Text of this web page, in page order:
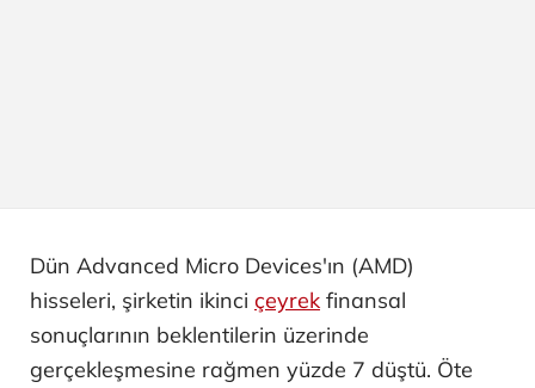
Dün Advanced Micro Devices'ın (AMD)
hisseleri, şirketin ikinci çeyrek finansal
sonuçlarının beklentilerin üzerinde
gerçekleşmesine rağmen yüzde 7 düştü. Öte